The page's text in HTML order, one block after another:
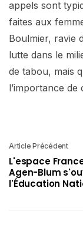
appels sont
faites aux
Boulmier, ravie
lutte dans le
de tabou, mais
l’importance de
Article Précédent
L'espace
Agen-Blum
l'Éducation